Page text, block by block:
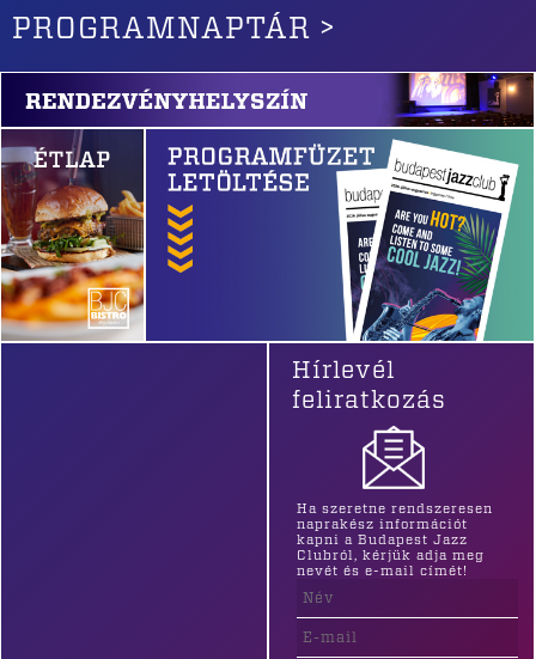
PROGRAMNAPTÁR >
Hírlevél
feliratkozás
Ha szeretne rendszeresen
naprakész információt
kapni a Budapest Jazz
Clubról, kérjük adja meg
nevét és e-mail címét!